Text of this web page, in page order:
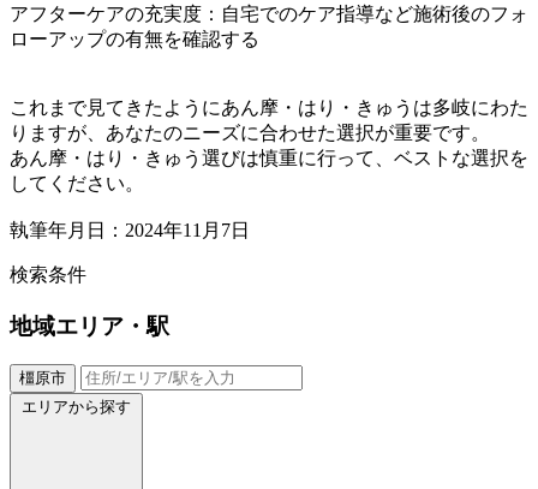
アフターケアの充実度：自宅でのケア指導など施術後のフォ
ローアップの有無を確認する
これまで見てきたようにあん摩・はり・きゅうは多岐にわた
りますが、あなたのニーズに合わせた選択が重要です。
あん摩・はり・きゅう選びは慎重に行って、ベストな選択を
してください。
執筆年月日：2024年11月7日
検索条件
地域エリア・駅
橿原市
エリアから探す